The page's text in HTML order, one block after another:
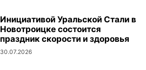
Инициативой Уральской Стали в
Новотроицке состоится
праздник скорости и здоровья
30.07.2026